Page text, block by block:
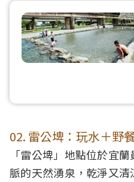
02. 雷公埤：玩水＋野
「雷公埤」地點位於宜
脈的天然湧泉，乾淨又